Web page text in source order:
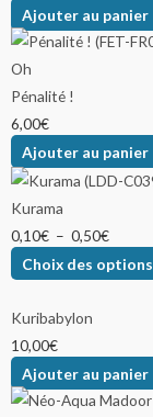
Ajouter au panier
Pénalité !
6,00€
Ajouter au panier
Kurama
0,10€ – 0,50€
Choix des options
Kuribabylon
10,00€
Ajouter au panier